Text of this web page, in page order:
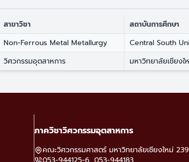
สาขาวิชา
สถาบันการศึกษา
Non-Ferrous Metal Metallurgy
Central South
วิศวกรรมอุตสาหการ มหาวิทยาลัยเชียงใ
ภาควิชาวิศวกรรมอุตสาหการ
คณะวิศวกรรมศาสตร์ มหาวิทยาลัยเชียงใหม่